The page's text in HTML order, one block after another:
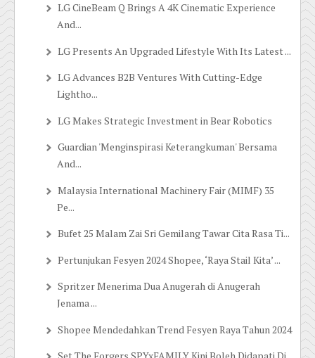
LG CineBeam Q Brings A 4K Cinematic Experience
And...
LG Presents An Upgraded Lifestyle With Its Latest ...
LG Advances B2B Ventures With Cutting-Edge
Lightho...
LG Makes Strategic Investment in Bear Robotics
Guardian 'Menginspirasi Keterangkuman' Bersama
And...
Malaysia International Machinery Fair (MIMF) 35
Pe...
Bufet 25 Malam Zai Sri Gemilang Tawar Cita Rasa Ti...
Pertunjukan Fesyen 2024 Shopee, ‘Raya Stail Kita’ ...
Spritzer Menerima Dua Anugerah di Anugerah
Jenama ...
Shopee Mendedahkan Trend Fesyen Raya Tahun 2024